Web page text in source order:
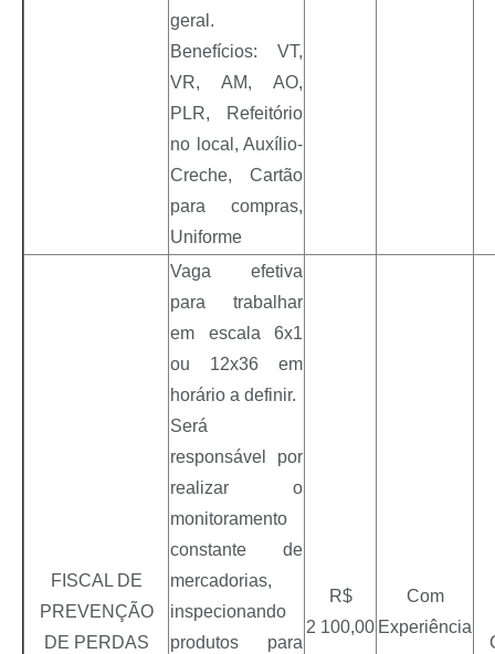
geral.
Benefícios: VT,
VR, AM, AO,
PLR, Refeitório
no local, Auxílio-
Creche, Cartão
para compras,
Uniforme
FISCAL DE
PREVENÇÃO
DE PERDAS
Vaga efetiva
para trabalhar
em escala 6x1
ou 12x36 em
horário a definir.
Será
responsável por
realizar o
monitoramento
constante de
mercadorias,
inspecionando
produtos para
R$
2 100,00
Com
Experiência